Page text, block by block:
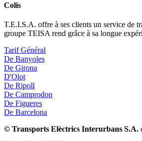
Colis
T.E.I.S.A. offre à ses clients un service de
groupe TEISA rend grâce à sa longue
Tarif Général
De Banyoles
De Girona
D'Olot
De Ripoll
De Camprodon
De Figueres
De Barcelona
© Transports Elèctrics Interurbans S.A.